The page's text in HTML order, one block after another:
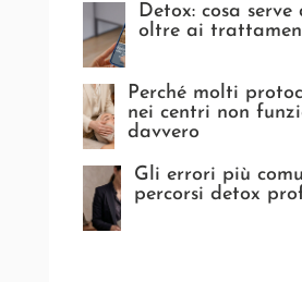
Detox: cosa serve
oltre ai
Perché molti
nei centri non
davvero
Gli errori più
percorsi detox